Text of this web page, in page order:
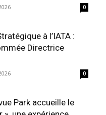
0
à l’IATA :
Directrice
0
Park accueille le